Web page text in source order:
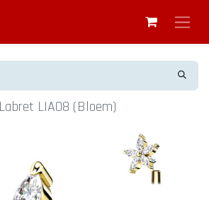
Labret LIA08 (Bloem)